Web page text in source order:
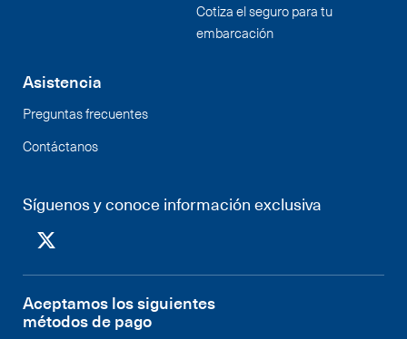
Síguenos y conoce información exclusiva
Cotiza el seguro para tu
embarcación
Asistencia
Preguntas frecuentes
Contáctanos
Aceptamos los siguientes
métodos de pago